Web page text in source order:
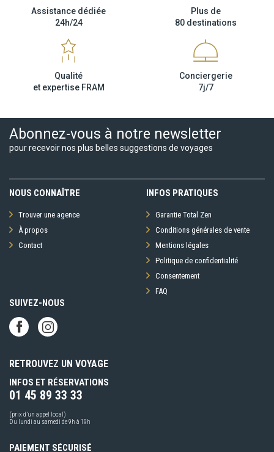
Assistance dédiée
24h/24
Plus de
80 destinations
Qualité
et expertise FRAM
Conciergerie
7j/7
Abonnez-vous à notre newsletter
pour recevoir nos plus belles suggestions de voyages
NOUS CONNAÎTRE
Trouver une agence
À propos
Contact
INFOS PRATIQUES
Garantie Total Zen
Conditions générales de vente
Mentions légales
Politique de confidentialité
Consentement
FAQ
SUIVEZ-NOUS
RETROUVEZ UN VOYAGE
INFOS ET RÉSERVATIONS
01 45 89 33 33
(prix d’un appel local)
Du lundi au samedi de 9h à 19h
PAIEMENT SÉCURISÉ